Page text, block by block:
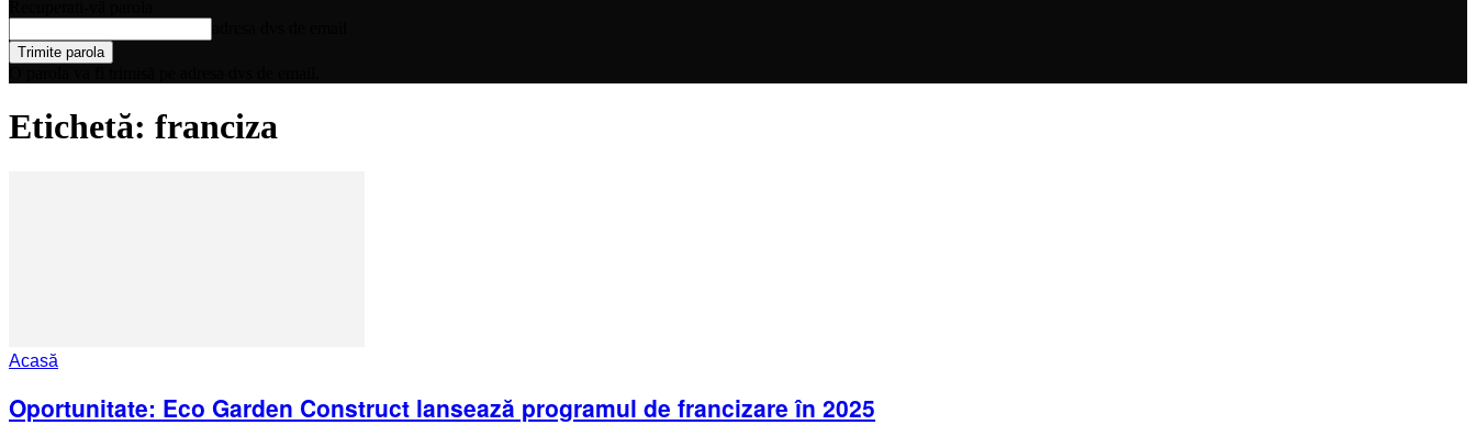
Etichetă: franciza
Acasă
Oportunitate: Eco Garden Construct lansează programul de francizare în 2025